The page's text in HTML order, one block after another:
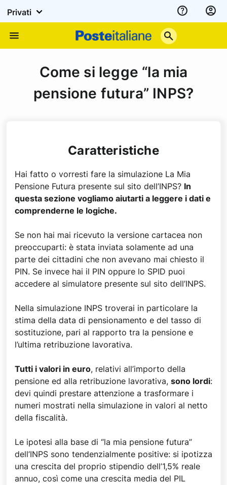
Privati
Assistenza
Italiane
Come si legge “la mia
pensione futura” INPS?
Caratteristiche
Hai fatto o vorresti fare la simulazione La Mia
Pensione Futura presente sul sito dell’INPS? In
questa sezione vogliamo aiutarti a leggere i dati e
comprenderne le logiche.
Se non hai mai ricevuto la versione cartacea non
preoccuparti: è stata inviata solamente ad una
parte dei cittadini che non avevano mai chiesto il
PIN. Se invece hai il PIN oppure lo SPID puoi
accedere al simulatore presente sul sito dell’INPS.
Nella simulazione INPS troverai in particolare la
stima della data di pensionamento e del tasso di
sostituzione, pari al rapporto tra la pensione e
l’ultima retribuzione lavorativa.
Tutti i valori in euro, relativi all’importo della
pensione ed alla retribuzione lavorativa, sono lordi:
devi quindi prestare attenzione a trasformare i
numeri mostrati nella simulazione in valori al netto
della fiscalità.
Le ipotesi alla base di “la mia pensione futura”
dell’INPS sono tendenzialmente positive: si ipotizza
una crescita del proprio stipendio dell’1,5% reale
annuo, così come una crescita media del PIL